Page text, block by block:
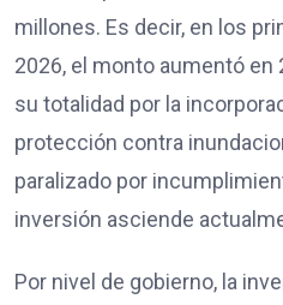
millones. Es decir, en los
2026, el monto aumentó en
su totalidad por la
protección contra
paralizado por
inversión asciende
Por nivel de gobierno, la